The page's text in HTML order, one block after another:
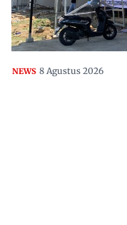
NEWS 8 Agustus 2026